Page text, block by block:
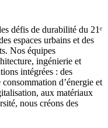
défis de durabilité du 21ᵉ
espaces urbains et des
Nos équipes
ingénierie et
intégrées : des
d’énergie et
aux matériaux
nous créons des